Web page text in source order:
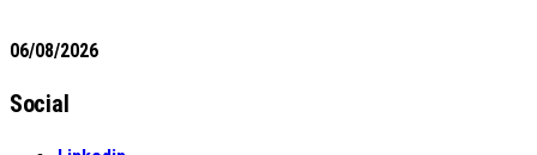
06/08/2026
Social